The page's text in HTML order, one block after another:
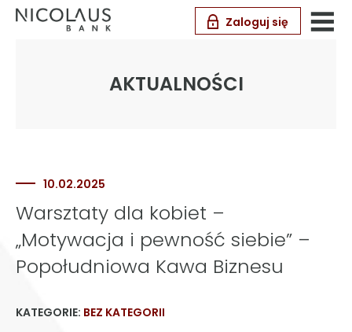
Zaloguj się
AKTUALNOŚCI
10.02.2025
Warsztaty dla kobiet –
„Motywacja i pewność siebie” –
Popołudniowa Kawa Biznesu
KATEGORIE: BEZ KATEGORII